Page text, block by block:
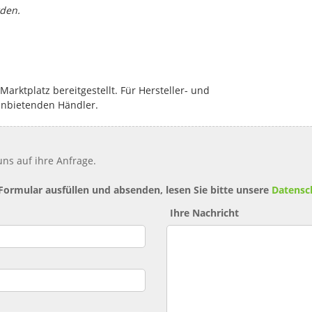
bereitgestellt. Für Hersteller- und
Händler.
auf ihre Anfrage.
ausfüllen und absenden, lesen Sie bitte unsere
Ihre Nachricht